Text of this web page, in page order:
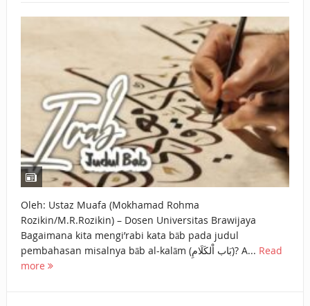
Oleh: Ustaz Muafa (Mokhamad Rohma
Rozikin/M.R.Rozikin) – Dosen Universitas Brawijaya
Bagaimana kita mengi’rabi kata bāb pada judul
pembahasan misalnya bāb al-kalām (بَاب اْلكَلَامِ)? A... Read
more